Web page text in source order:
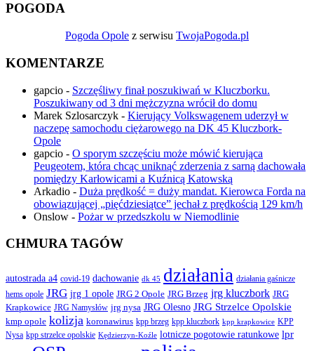
POGODA
Pogoda Opole z serwisu TwojaPogoda.pl
KOMENTARZE
gapcio - Szczęśliwy finał poszukiwań w Kluczborku.
Poszukiwany od 3 dni mężczyzna wrócił do domu
Marek Szlosarczyk - Kierujący Volkswagenem uderzył w
naczepę samochodu ciężarowego na DK 45 Kluczbork-
Opole
gapcio - O sporym szczęściu może mówić kierująca
Peugeotem, która chcąc uniknąć zderzenia z sarną dachowała
pomiędzy Karłowicami a Kuźnicą Katowską
Arkadio - Duża prędkość = duży mandat. Kierowca Forda na
obowiązującej „pięćdziesiątce” jechał z prędkością 129 km/h
Onslow - Pożar w przedszkolu w Niemodlinie
CHMURA TAGÓW
autostrada a4 covid-19 dachowanie dk 45 działania działania gaśnicze
hems opole JRG jrg 1 opole JRG 2 Opole JRG Brzeg jrg kluczbork JRG
Krapkowice JRG Namysłów jrg nysa JRG Olesno JRG Strzelce Opolskie
kmp opole kolizja koronawirus kpp brzeg kpp kluczbork kpp krapkowice KPP
Nysa kpp strzelce opolskie Kędzierzyn-Koźle lotnicze pogotowie ratunkowe lpr